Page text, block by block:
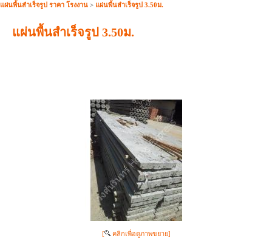
แผ่นพื้นสำเร็จรูป ราคา โรงงาน > แผ่นพื้นสำเร็จรูป 3.50ม.
แผ่นพื้นสำเร็จรูป 3.50ม.
[ คลิกเพื่อดูภาพขยาย]